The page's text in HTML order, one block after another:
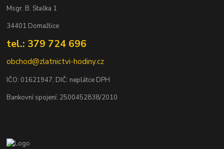
Msgr. B. Staška 1
34401 Domažlice
tel.: 379 724 696
obchod@zlatnictvi-hodiny.cz
IČO: 01621947, DIČ: neplátce DPH
Bankovní spojení: 2500452838/2010